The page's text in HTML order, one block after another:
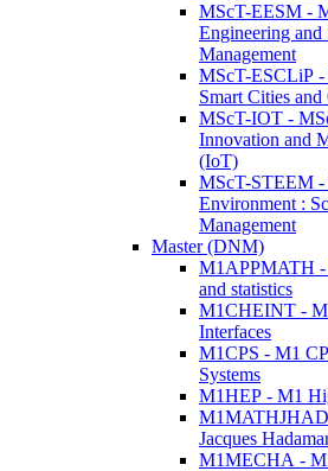
MScT-EESM -
Engineering
Management
MScT-ESCLiP
Smart Cities
MScT-IOT -
Innovation and
(IoT)
MScT-STEEM
Environment :
Management
Master (DNM)
M1APPMATH -
and statistics
M1CHEINT -
Interfaces
M1CPS - M1
Systems
M1HEP - M1
Jacques
M1MECHA -